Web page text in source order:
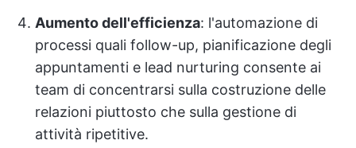
Aumento dell'efficienza: l'automazione di
processi quali follow-up, pianificazione degli
appuntamenti e lead nurturing consente ai
team di concentrarsi sulla costruzione delle
relazioni piuttosto che sulla gestione di
attività ripetitive.